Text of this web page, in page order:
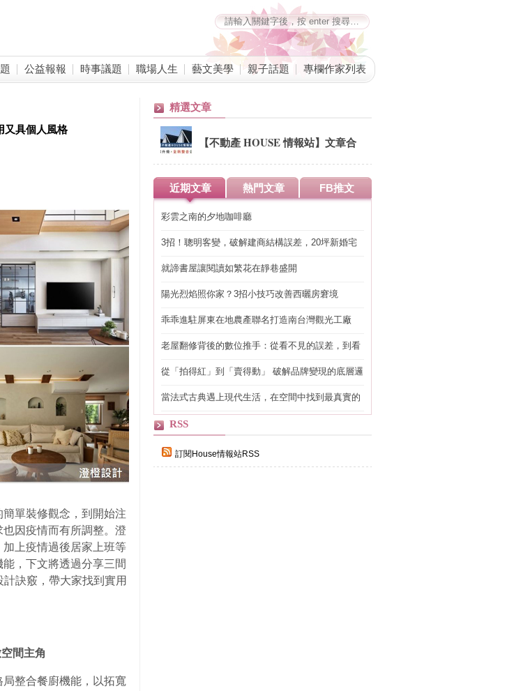
公益報報 時事議題 職場人生 藝文美學 親子話題 專欄作家列表
又具個人風格
單裝修觀念，到開始注
因疫情而有所調整。澄
上疫情過後居家上班等
，下文將透過分享三間
訣竅，帶大家找到實用
間主角
整合餐廚機能，以拓寬
精選文章
【不動產 HOUSE 情報站】文章合
併公告
近期文章 熱門文章 FB推文
彩雲之南的夕地咖啡廳
3招！聰明客變，破解建商結構誤差，20坪新婚宅
就諦書屋讓閱讀如繁花在靜巷盛開
陽光烈焰照你家？3招小技巧改善西曬房窘境
乖乖進駐屏東在地農產聯名打造南台灣觀光工廠
老屋翻修背後的數位推手：從看不見的誤差，到看
從「拍得紅」到「賣得動」 破解品牌變現的底層邏
當法式古典遇上現代生活，在空間中找到最真實的
RSS
訂閱House情報站RSS